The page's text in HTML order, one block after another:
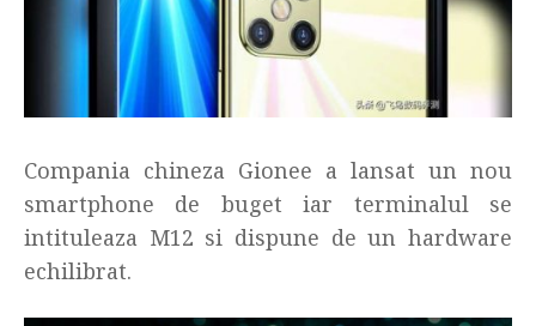
Compania chineza Gionee a lansat un nou
smartphone de buget iar terminalul se
intituleaza M12 si dispune de un hardware
echilibrat.